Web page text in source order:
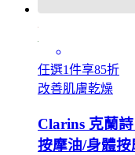
任選1件享85折
改善肌膚乾燥
Clarins 克蘭
按摩油/身體